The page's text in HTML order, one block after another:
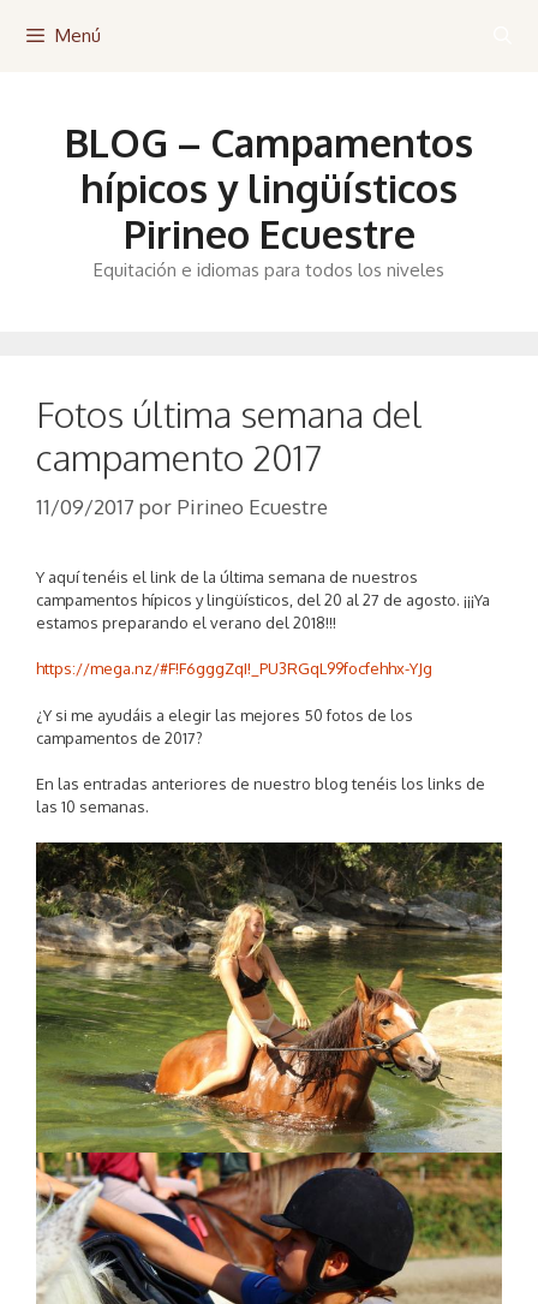
Menú
BLOG – Campamentos
hípicos y lingüísticos
Pirineo Ecuestre
Equitación e idiomas para todos los niveles
Fotos última semana del
campamento 2017
11/09/2017 por Pirineo Ecuestre
Y aquí tenéis el link de la última semana de nuestros
campamentos hípicos y lingüísticos, del 20 al 27 de agosto. ¡¡¡Ya
estamos preparando el verano del 2018!!!
https://mega.nz/#F!F6gggZqI!_PU3RGqL99focfehhx-YJg
¿Y si me ayudáis a elegir las mejores 50 fotos de los
campamentos de 2017?
En las entradas anteriores de nuestro blog tenéis los links de
las 10 semanas.